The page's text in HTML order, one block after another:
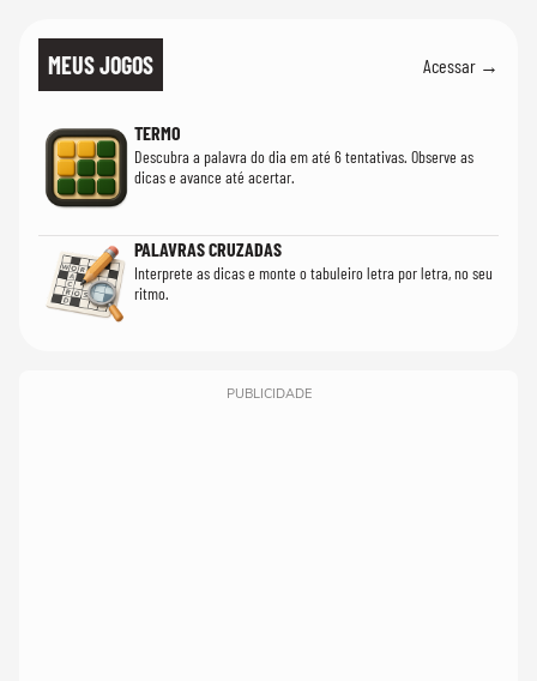
MEUS JOGOS Acessar →
TERMO
Descubra a palavra do dia em até 6 tentativas. Observe as
dicas e avance até acertar.
PALAVRAS CRUZADAS
Interprete as dicas e monte o tabuleiro letra por letra, no seu
ritmo.
PUBLICIDADE